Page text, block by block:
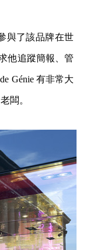
與了該品牌在世
他追蹤簡報、管
Génie 有非常大
闆。